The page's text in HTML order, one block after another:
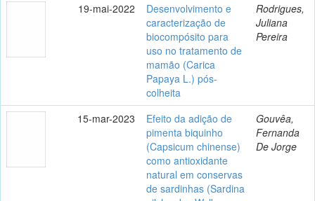
19-mai-2022
Desenvolvimento e
caracterização de
biocompósito para
uso no tratamento de
mamão (Carica
Papaya L.) pós-
colheita
Rodrigues,
Juliana
Pereira
15-mar-2023
Efeito da adição de
pimenta biquinho
(Capsicum chinense)
como antioxidante
natural em conservas
de sardinhas (Sardina
Gouvêa,
Fernanda
De Jorge